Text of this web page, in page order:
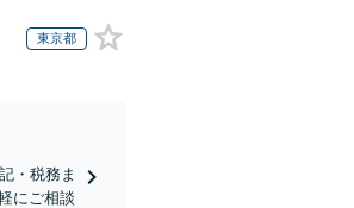
東京都
・税務ま
にご相談